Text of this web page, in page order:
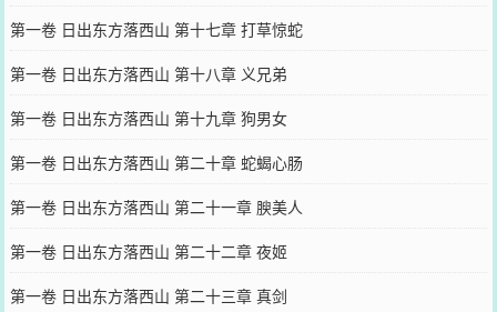
第一卷 日出东方落西山 第十七章 打草惊蛇
第一卷 日出东方落西山 第十八章 义兄弟
第一卷 日出东方落西山 第十九章 狗男女
第一卷 日出东方落西山 第二十章 蛇蝎心肠
第一卷 日出东方落西山 第二十一章 腴美人
第一卷 日出东方落西山 第二十二章 夜姬
第一卷 日出东方落西山 第二十三章 真剑